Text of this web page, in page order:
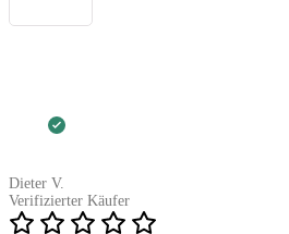
Dieter V.
Verifizierter Käufer